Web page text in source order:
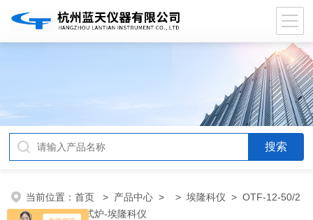
当前位置：首页 > 产品中心 > >埃隆科仪 > OTF-12-50/2
双温区真空管式炉-埃隆科仪